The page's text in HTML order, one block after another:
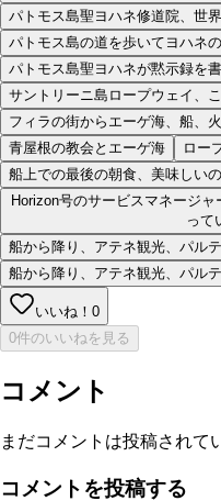
パトモス島聖ヨハネ修道院、世
パトモス島の道を歩いてヨハネ
パトモス島聖ヨハネが黙示録を
サントリーニ島ロープウェイ、
フィラの街からエーゲ海、船、
青屋根の教会とエーゲ海
ロー
船上での最後の朝食、美味しい
Horizon号のサービスマネージ
って
船から降り、アテネ観光、パル
船から降り、アテネ観光、パル
いいね！ 0
0件のいいねを見る
コメント
まだコメントは投稿されて
コメントを投稿する